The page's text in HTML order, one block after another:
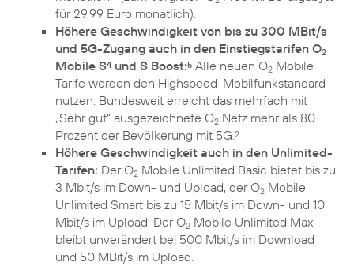
für 29,99 Euro monatlich).
Höhere Geschwindigkeit von bis zu 300 MBit/s
und 5G-Zugang auch in den Einstiegstarifen O2
Mobile S4 und S Boost:5 Alle neuen O2 Mobile
Tarife werden den Highspeed-Mobilfunkstandard
nutzen. Bundesweit erreicht das mehrfach mit
„Sehr gut“ ausgezeichnete O2 Netz mehr als 80
Prozent der Bevölkerung mit 5G.2
Höhere Geschwindigkeit auch in den Unlimited-
Tarifen: Der O2 Mobile Unlimited Basic bietet bis zu
3 Mbit/s im Down- und Upload, der O2 Mobile
Unlimited Smart bis zu 15 Mbit/s im Down- und 10
Mbit/s im Upload. Der O2 Mobile Unlimited Max
bleibt unverändert bei 500 Mbit/s im Download
und 50 MBit/s im Upload.